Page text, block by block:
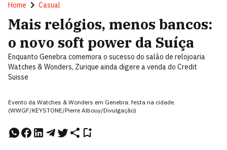
Home Casual
Mais relógios, menos bancos:
o novo soft power da Suíça
Enquanto Genebra comemora o sucesso do salão de relojoaria
Watches & Wonders, Zurique ainda digere a venda do Credit
Suisse
Evento da Watches & Wonders em Genebra: festa na cidade.
(WWGF/KEYSTONE/Pierre Albouy/Divulgação)